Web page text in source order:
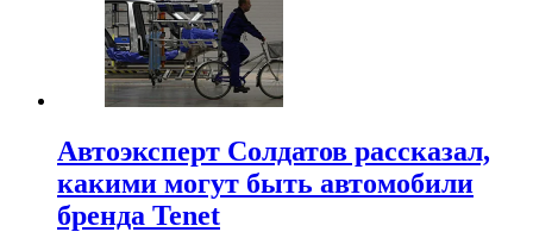
Автоэксперт Солдатов рассказал,
какими могут быть автомобили
бренда Tenet